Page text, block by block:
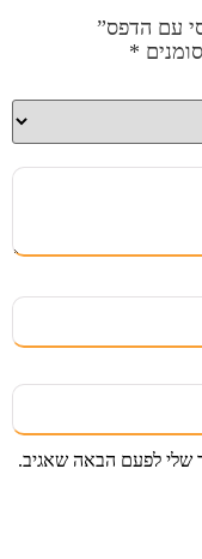
עם הדפס”
*
שלי לפעם הבאה שאגיב.